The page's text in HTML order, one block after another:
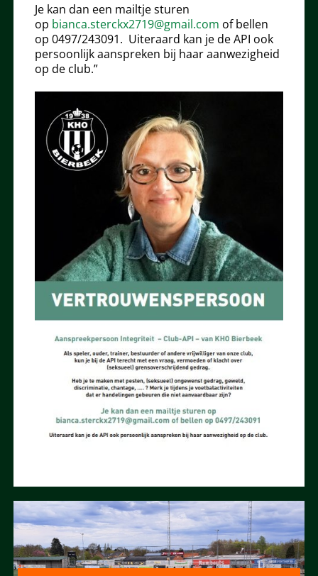
Je kan dan een mailtje sturen
op bianca.sterckx2719@gmail.com of bellen
op0497/243091. Uiteraard kan je de API ook
persoonlijk aanspreken bij haar aanwezigheid
op de club.”